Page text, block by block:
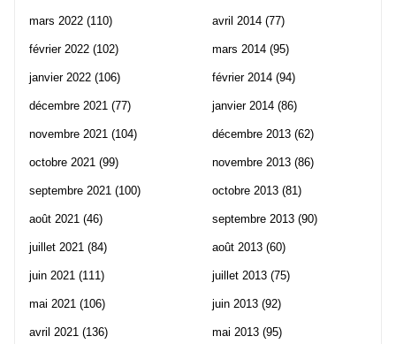
mars 2022 (110)
février 2022 (102)
janvier 2022 (106)
décembre 2021 (77)
novembre 2021 (104)
octobre 2021 (99)
septembre 2021 (100)
août 2021 (46)
juillet 2021 (84)
juin 2021 (111)
mai 2021 (106)
avril 2021 (136)
avril 2014 (77)
mars 2014 (95)
février 2014 (94)
janvier 2014 (86)
décembre 2013 (62)
novembre 2013 (86)
octobre 2013 (81)
septembre 2013 (90)
août 2013 (60)
juillet 2013 (75)
juin 2013 (92)
mai 2013 (95)